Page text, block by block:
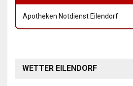
Apotheken Notdienst Eilendorf
WETTER EILENDORF